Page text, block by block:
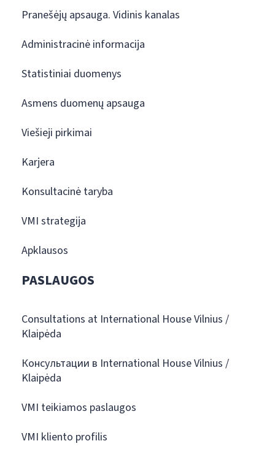
Pranešėjų apsauga. Vidinis kanalas
Administracinė informacija
Statistiniai duomenys
Asmens duomenų apsauga
Viešieji pirkimai
Karjera
Konsultacinė taryba
VMI strategija
Apklausos
PASLAUGOS
Consultations at International House Vilnius /
Klaipėda
Консультации в International House Vilnius /
Klaipėda
VMI teikiamos paslaugos
VMI kliento profilis